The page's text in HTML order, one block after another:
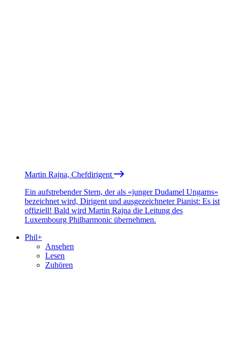
Martin Rajna, Chefdirigent
Ein aufstrebender Stern, der als «junger Dudamel Ungarns»
bezeichnet wird, Dirigent und ausgezeichneter Pianist: Es ist
offiziell! Bald wird Martin Rajna die Leitung des
Luxembourg Philharmonic übernehmen.
Phil+
Ansehen
Lesen
Zuhören